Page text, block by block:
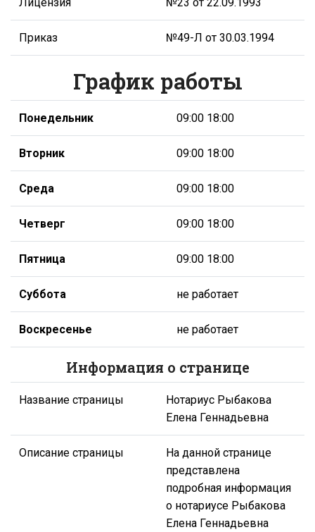
Приказ №49-Л от 30.03.1994
График работы
Понедельник 09:00 18:00
Вторник 09:00 18:00
Среда 09:00 18:00
Четверг 09:00 18:00
Пятница 09:00 18:00
Суббота не работает
Воскресенье не работает
Информация о странице
Название страницы
Нотариус Рыбакова
Елена Геннадьевна
Описание страницы
На данной странице
представлена
подробная информация
о нотариусе Рыбакова
Елена Геннадьевна